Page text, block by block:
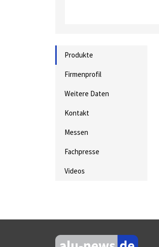
Produkte
Firmenprofil
Weitere Daten
Kontakt
Messen
Fachpresse
Videos